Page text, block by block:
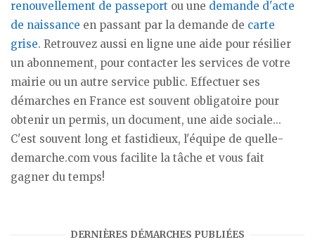
renouvellement de passeport ou une demande d'acte
de naissance en passant par la demande de carte
grise. Retrouvez aussi en ligne une aide pour résilier
un abonnement, pour contacter les services de votre
mairie ou un autre service public. Effectuer ses
démarches en France est souvent obligatoire pour
obtenir un permis, un document, une aide sociale...
C'est souvent long et fastidieux, l'équipe de quelle-
demarche.com vous facilite la tâche et vous fait
gagner du temps!
DERNIÈRES DÉMARCHES PUBLIÉES